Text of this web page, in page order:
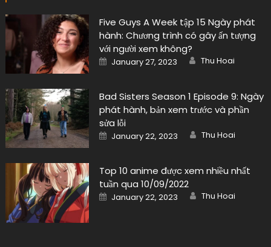
Five Guys A Week tập 15 Ngày phát
hành: Chương trình có gây ấn tượng
với người xem không?
Posted
on
January 27, 2023 Author
Thu Hoai
Bad Sisters Season 1 Episode 9: Ngày
phát hành, bản xem trước và phần
sửa lỗi
Posted
on
January 22, 2023 Author
Thu Hoai
Top 10 anime được xem nhiều nhất
tuần qua 10/09/2022
Posted
on
January 22, 2023 Author
Thu Hoai